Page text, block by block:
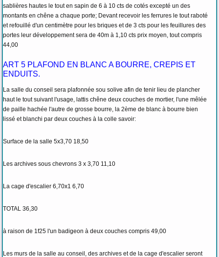
sablières hautes le tout en sapin de 6 à 10 cts de cotés excepté un des
montants en chêne a chaque porte; Devant recevoir les ferrures le tout raboté
et refouillé d'un centimètre pour les briques et de 3 cts pour les feuillures des
portes leur développement sera de 40m à 1,10 cts prix moyen, tout compris
44,00
ART 5 PLAFOND EN BLANC A BOURRE, CREPIS ET
ENDUITS.
La salle du conseil sera plafonnée sou solive afin de tenir lieu de plancher
haut le tout suivant l'usage, lattis chêne deux couches de mortier, l'une mêlée
de paille hachée l'autre de grosse bourre, la 2ème de blanc à bourre bien
lissé et blanchi par deux couches à la colle savoir:
Surface de la salle 5x3,70 18,50
Les archives sous chevrons 3 x 3,70 11,10
La cage d'escalier 6,70x1 6,70
TOTAL 36,30
à raison de 1f25 l'un badigeon à deux couches compris 49,00
Les murs de la salle au conseil, des archives et de la cage d'escalier seront